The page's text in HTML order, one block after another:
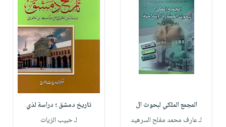
المجمع الملكي لبحوث ال
لـ عارف محمد مفلح السرهيد
تاريخ دمشق ؛ دراسة لذي
لـ حبيب الزيات